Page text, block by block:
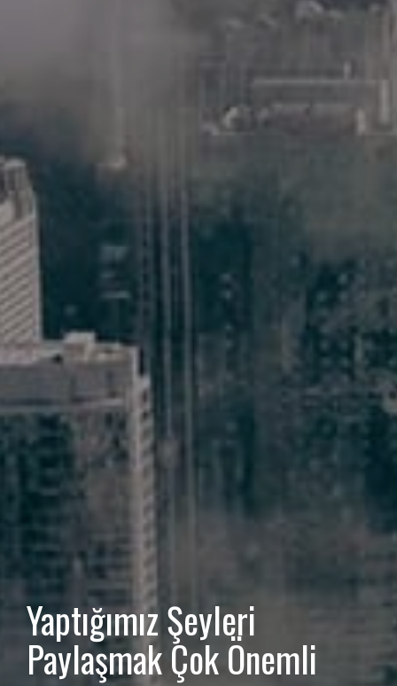
Yaptığımız Şeyleri
Paylaşmak Çok Önemli